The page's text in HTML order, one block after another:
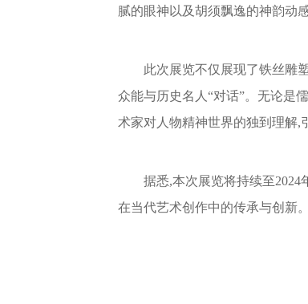
腻的眼神以及胡须飘逸的神韵动
此次展览不仅展现了铁丝雕
众能与历史名人“对话”。无论是
术家对人物精神世界的独到理解,
据悉,本次展览将持续至
在当代艺术创作中的传承与创新。